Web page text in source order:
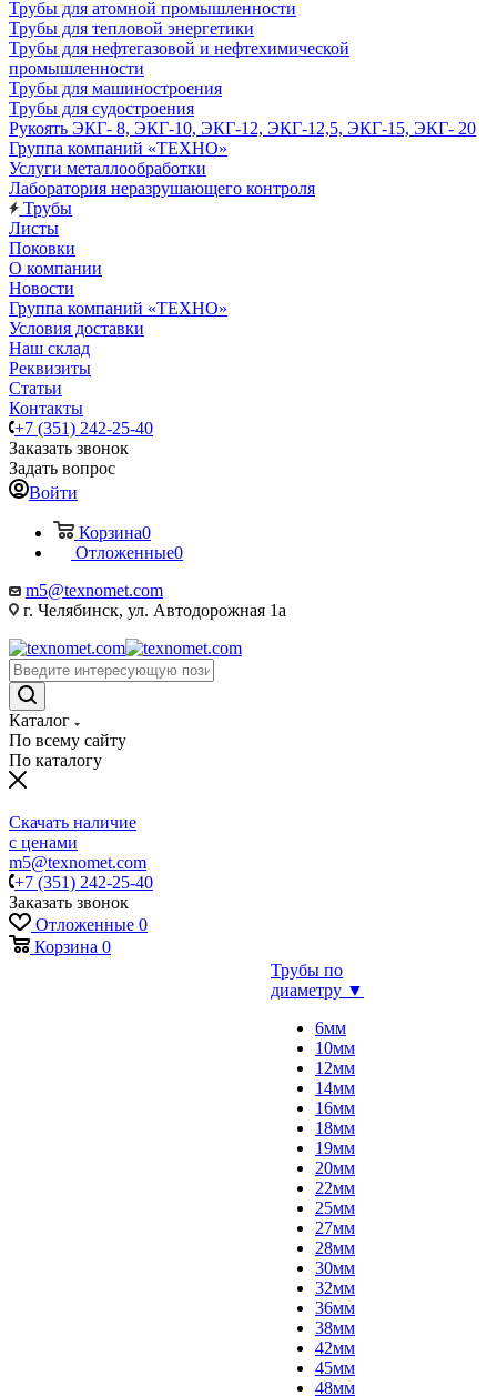
Трубы для атомной промышленности
Трубы для тепловой энергетики
Трубы для нефтегазовой и нефтехимической
промышленности
Трубы для машиностроения
Трубы для судостроения
Рукоять ЭКГ- 8, ЭКГ-10, ЭКГ-12, ЭКГ-12,5, ЭКГ-15, ЭКГ- 20
Группа компаний «ТЕХНО»
Услуги металлообработки
Лаборатория неразрушающего контроля
Трубы
Листы
Поковки
О компании
Новости
Группа компаний «ТЕХНО»
Условия доставки
Наш склад
Реквизиты
Статьи
Контакты
+7 (351) 242-25-40
Заказать звонок
Задать вопрос
Войти
Корзина0
Отложенные0
m5@texnomet.com
г. Челябинск, ул. Автодорожная 1а
Каталог
По всему сайту
По каталогу
Скачать наличие
с ценами
m5@texnomet.com
+7 (351) 242-25-40
Заказать звонок
Отложенные 0
Корзина 0
Трубы по
диаметру ▼
6мм
10мм
12мм
14мм
16мм
18мм
19мм
20мм
22мм
25мм
27мм
28мм
30мм
32мм
36мм
38мм
42мм
45мм
48мм